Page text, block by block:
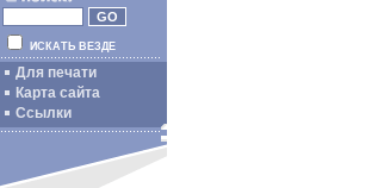
ИСКАТЬ ВЕЗДЕ
Для печати
Карта сайта
Ссылки